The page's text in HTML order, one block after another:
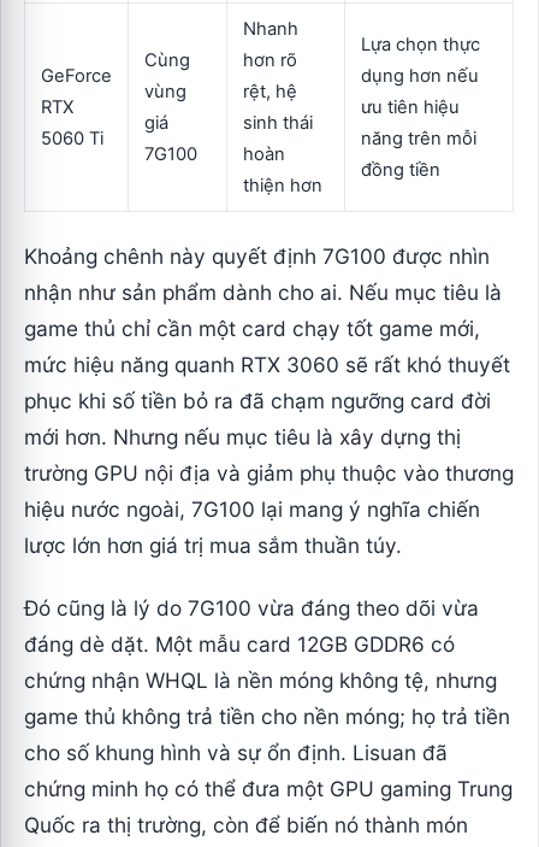
GeForce
RTX
5060 Ti
Cùng
vùng
giá
7G100
Nhanh
hơn rõ
rệt, hệ
sinh thái
hoàn
thiện hơn
Lựa chọn thực
dụng hơn nếu
ưu tiên hiệu
năng trên mỗi
đồng tiền
Khoảng chênh này quyết định 7G100 được nhìn
nhận như sản phẩm dành cho ai. Nếu mục tiêu là
game thủ chỉ cần một card chạy tốt game mới,
mức hiệu năng quanh RTX 3060 sẽ rất khó thuyết
phục khi số tiền bỏ ra đã chạm ngưỡng card đời
mới hơn. Nhưng nếu mục tiêu là xây dựng thị
trường GPU nội địa và giảm phụ thuộc vào thương
hiệu nước ngoài, 7G100 lại mang ý nghĩa chiến
lược lớn hơn giá trị mua sắm thuần túy.
Đó cũng là lý do 7G100 vừa đáng theo dõi vừa
đáng dè dặt. Một mẫu card 12GB GDDR6 có
chứng nhận WHQL là nền móng không tệ, nhưng
game thủ không trả tiền cho nền móng; họ trả tiền
cho số khung hình và sự ổn định. Lisuan đã
chứng minh họ có thể đưa một GPU gaming Trung
Quốc ra thị trường, còn để biến nó thành món